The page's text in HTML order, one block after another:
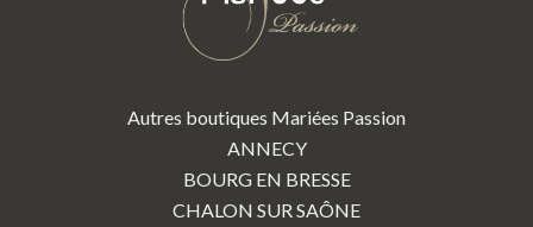
Autres boutiques Mariées Passion
ANNECY
BOURG EN BRESSE
CHALON SUR SAÔNE